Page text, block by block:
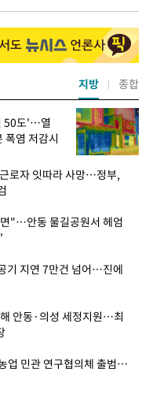
50도'…열
폭염 저감시
로자 잇따라 사망…정부,
"…안동 물길공원서 헤엄
기 지연 7만건 넘어…진에
안동·의성 세정지원…최
업 민관 연구협의체 출범…
지방 종합